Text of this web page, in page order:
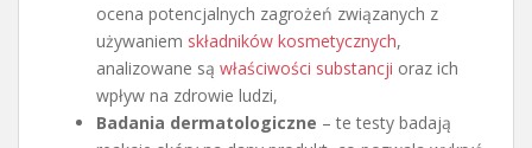
ocena potencjalnych zagrożeń związanych z
używaniem składników kosmetycznych,
analizowane są właściwości substancji oraz ich
wpływ na zdrowie ludzi,
Badania dermatologiczne – te testy badają